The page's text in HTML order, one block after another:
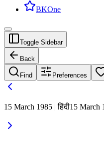
BKOne
Toggle Sidebar
Back
Find Preferences
15 March 1985 | हिंदी15 March